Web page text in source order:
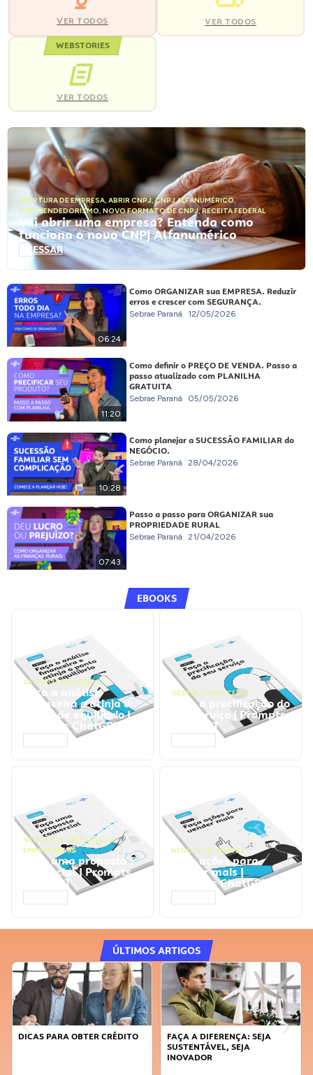
VER TODOS VER TODOS
WEBSTORIES
VER TODOS
ABERTURA DE EMPRESA, ABRIR CNPJ,CNPJ ALFANUMÉRICO,
EMPREENDEDORISMO, NOVO FORMATO DE CNPJ,RECEITA FEDERAL
Vai abrir uma empresa? Entenda como
funciona o novo CNPJ Alfanumérico
ACESSAR
06:24
Como ORGANIZAR sua EMPRESA. Reduzir
erros e crescer com SEGURANÇA.
Sebrae Paraná 12/05/2026
11:20
Como definir o PREÇO DE VENDA. Passo a
passo atualizado com PLANILHA
GRATUITA
Sebrae Paraná 05/05/2026
10:28
Como planejar a SUCESSÃO FAMILIAR do
NEGÓCIO.
Sebrae Paraná 28/04/2026
07:43
Passo a passo para ORGANIZAR sua
PROPRIEDADE RURAL
Sebrae Paraná 21/04/2026
EBOOKS
GESTÃO FINANCEIRA
Faça a análise
financeira e atinja o
ponto de equilíbrio |
Prompts ChatGPT
GESTÃO FINANCEIRA
Faça a precificação do
seu serviço | Prompts
ChatGPT
NEGÓCIOS, PROCESSOS
EMPRESARIAIS
Faça uma proposta
comercial | Prompts
ChatGPT
NEGÓCIOS, VENDAS
Faça ações para
vender mais |
Prompts ChatGPT
ÚLTIMOS ARTIGOS
DICAS PARA OBTER CRÉDITO
FAÇA A DIFERENÇA: SEJA
SUSTENTÁVEL, SEJA
INOVADOR